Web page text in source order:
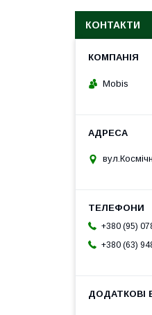
КОНТАКТИ
Mobis
+380 (95)
+380 (63)